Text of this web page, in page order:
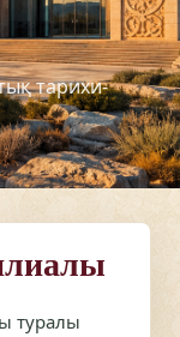
туралы